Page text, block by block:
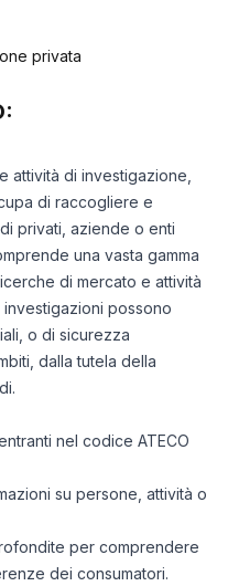
privata
attività di investigazione,
di raccogliere e
privati, aziende o enti
una vasta gamma
di mercato e attività
possono
o di sicurezza
dalla tutela della
nel codice ATECO
su persone, attività o
per comprendere
dei consumatori.